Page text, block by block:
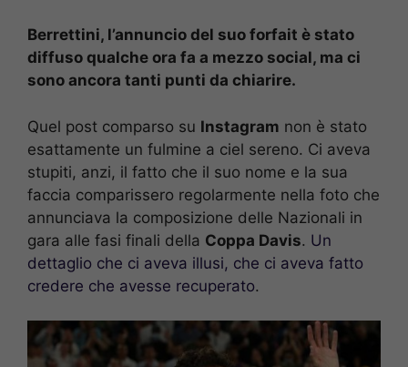
Berrettini, l’annuncio del suo forfait è stato
diffuso qualche ora fa a mezzo social, ma ci
sono ancora tanti punti da chiarire.
Quel post comparso su Instagram non è stato
esattamente un fulmine a ciel sereno. Ci aveva
stupiti, anzi, il fatto che il suo nome e la sua
faccia comparissero regolarmente nella foto che
annunciava la composizione delle Nazionali in
gara alle fasi finali della Coppa Davis. Un
dettaglio che ci aveva illusi, che ci aveva fatto
credere che avesse recuperato.